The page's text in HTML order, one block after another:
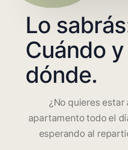
Lo
Cuándo y
dónde.
¿No quieres estar
apartamento todo el
esperando al